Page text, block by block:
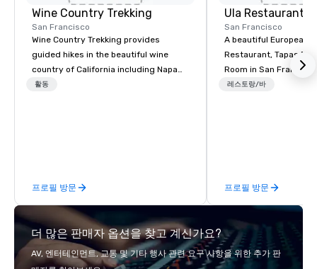
Wine Country Trekking
San Francisco
Wine Country Trekking provides
guided hikes in the beautiful wine
country of California including Napa
and Sonoma Valleys. These
day hikes we provide luxury self-
guided inn-to-in walking vacations
from the gateway City of San
Francisco to the California wine
country with a focus on superb hiking,
lodging, food and wine. We also have
활동
프로필 방문
Ula Restaurant
San Francisco
A beautiful European
Restaurant, Tapas
Room in San Francisco. ​From
레스토랑/바
프로필 방문
더 많은 판매자 옵션을 찾고 계신가요?
AV, 엔터테인먼트, 교통 및 기타 행사 관련 요구 사항을 위한 추가 판